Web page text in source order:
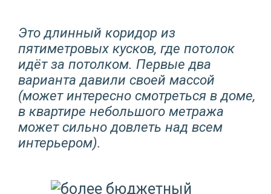
Это длинный коридор из
пятиметровых кусков, где потолок
идёт за потолком. Первые два
варианта давили своей массой
(может интересно смотреться в доме,
в квартире небольшого метража
может сильно довлеть над всем
интерьером).